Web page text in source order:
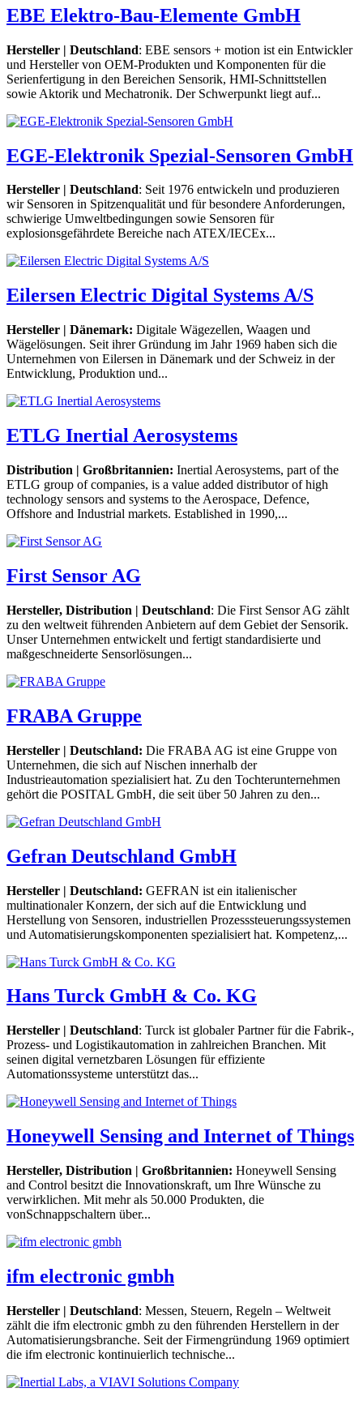
EBE Elektro-Bau-Elemente GmbH
Hersteller | Deutschland: EBE sensors + motion ist ein Entwickler
und Hersteller von OEM-Produkten und Komponenten für die
Serienfertigung in den Bereichen Sensorik, HMI-Schnittstellen
sowie Aktorik und Mechatronik. Der Schwerpunkt liegt auf...
EGE-Elektronik Spezial-Sensoren GmbH
Hersteller | Deutschland: Seit 1976 entwickeln und produzieren
wir Sensoren in Spitzenqualität und für besondere Anforderungen,
schwierige Umweltbedingungen sowie Sensoren für
explosionsgefährdete Bereiche nach ATEX/IECEx...
Eilersen Electric Digital Systems A/S
Hersteller | Dänemark: Digitale Wägezellen, Waagen und
Wägelösungen. Seit ihrer Gründung im Jahr 1969 haben sich die
Unternehmen von Eilersen in Dänemark und der Schweiz in der
Entwicklung, Produktion und...
ETLG Inertial Aerosystems
Distribution | Großbritannien: Inertial Aerosystems, part of the
ETLG group of companies, is a value added distributor of high
technology sensors and systems to the Aerospace, Defence,
Offshore and Industrial markets. Established in 1990,...
First Sensor AG
Hersteller, Distribution | Deutschland: Die First Sensor AG zählt
zu den weltweit führenden Anbietern auf dem Gebiet der Sensorik.
Unser Unternehmen entwickelt und fertigt standardisierte und
maßgeschneiderte Sensorlösungen...
FRABA Gruppe
Hersteller | Deutschland: Die FRABA AG ist eine Gruppe von
Unternehmen, die sich auf Nischen innerhalb der
Industrieautomation spezialisiert hat. Zu den Tochterunternehmen
gehört die POSITAL GmbH, die seit über 50 Jahren zu den...
Gefran Deutschland GmbH
Hersteller | Deutschland: GEFRAN ist ein italienischer
multinationaler Konzern, der sich auf die Entwicklung und
Herstellung von Sensoren, industriellen Prozesssteuerungssystemen
und Automatisierungskomponenten spezialisiert hat. Kompetenz,...
Hans Turck GmbH & Co. KG
Hersteller | Deutschland: Turck ist globaler Partner für die Fabrik-,
Prozess- und Logistikautomation in zahlreichen Branchen. Mit
seinen digital vernetzbaren Lösungen für effiziente
Automationssysteme unterstützt das...
Honeywell Sensing and Internet of Things
Hersteller, Distribution | Großbritannien: Honeywell Sensing
and Control besitzt die Innovationskraft, um Ihre Wünsche zu
verwirklichen. Mit mehr als 50.000 Produkten, die
vonSchnappschaltern über...
ifm electronic gmbh
Hersteller | Deutschland: Messen, Steuern, Regeln – Weltweit
zählt die ifm electronic gmbh zu den führenden Herstellern in der
Automatisierungsbranche. Seit der Firmengründung 1969 optimiert
die ifm electronic kontinuierlich technische...